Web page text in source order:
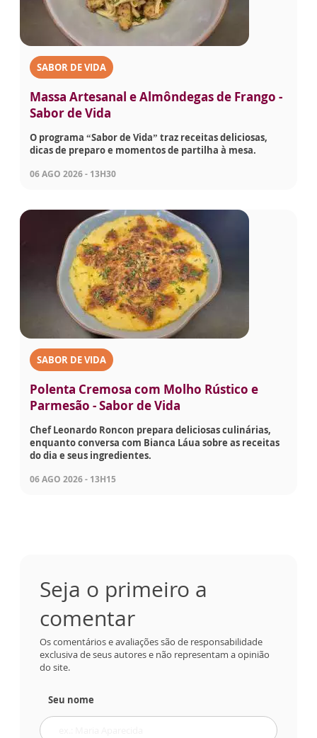
SABOR DE VIDA
Massa Artesanal e Almôndegas de Frango -
Sabor de Vida
O programa “Sabor de Vida” traz receitas deliciosas,
dicas de preparo e momentos de partilha à mesa.
06 AGO 2026 - 13H30
SABOR DE VIDA
Polenta Cremosa com Molho Rústico e
Parmesão - Sabor de Vida
Chef Leonardo Roncon prepara deliciosas culinárias,
enquanto conversa com Bianca Láua sobre as receitas
do dia e seus ingredientes.
06 AGO 2026 - 13H15
Seja o primeiro a
comentar
Os comentários e avaliações são de responsabilidade
exclusiva de seus autores e não representam a opinião
do site.
Seu nome